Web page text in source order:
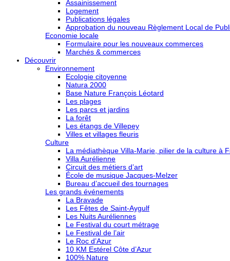
Assainissement
Logement
Publications légales
Approbation du nouveau Règlement Local de
Economie locale
Formulaire pour les nouveaux commerces
Marchés & commerces
Découvrir
Environnement
Ecologie citoyenne
Natura 2000
Base Nature François Léotard
Les plages
Les parcs et jardins
La forêt
Les étangs de Villepey
Villes et villages fleuris
Culture
La médiathèque Villa-Marie, pilier de la culture à
Villa Aurélienne
Circuit des métiers d’art
École de musique Jacques-Melzer
Bureau d’accueil des tournages
Les grands événements
La Bravade
Les Fêtes de Saint-Aygulf
Les Nuits Auréliennes
Le Festival du court métrage
Le Festival de l’air
Le Roc d’Azur
10 KM Estérel Côte d’Azur
100% Nature